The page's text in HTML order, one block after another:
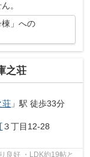
。
」への
之荘
荘 」駅 徒歩33分
３丁目12-28
良好 ・LDK約19帖と